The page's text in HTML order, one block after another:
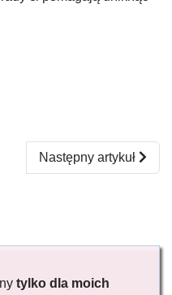
istniejącej strony
Następny artykuł:
Następny artykuł
tylko dla moich